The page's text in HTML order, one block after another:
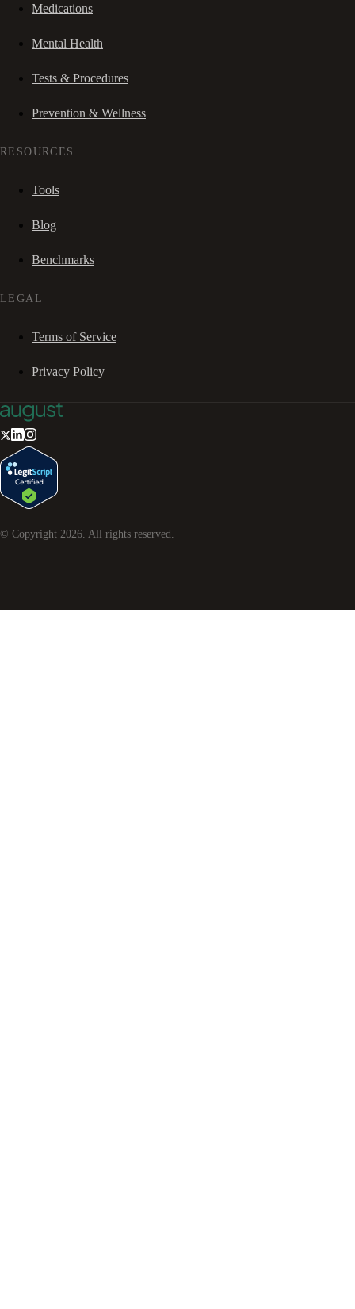
Medications
Mental Health
Tests & Procedures
Prevention & Wellness
RESOURCES
Tools
Blog
Benchmarks
LEGAL
Terms of Service
Privacy Policy
© Copyright 2026. All rights reserved.